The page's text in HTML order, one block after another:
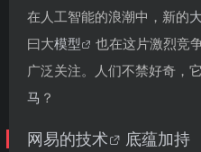
在人工智能的浪潮中，新的
曰大模型
也在这片激烈竞
广泛关注。人们不禁好奇，
马 ？
网易的技术 底蕴加持